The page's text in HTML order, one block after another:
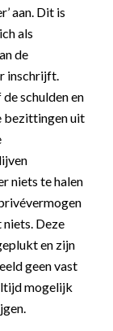
aan. Dit is
als
de
inschrijft.
schulden en
bezittingen uit
niets te halen
Deze
en zijn
geen vast
mogelijk